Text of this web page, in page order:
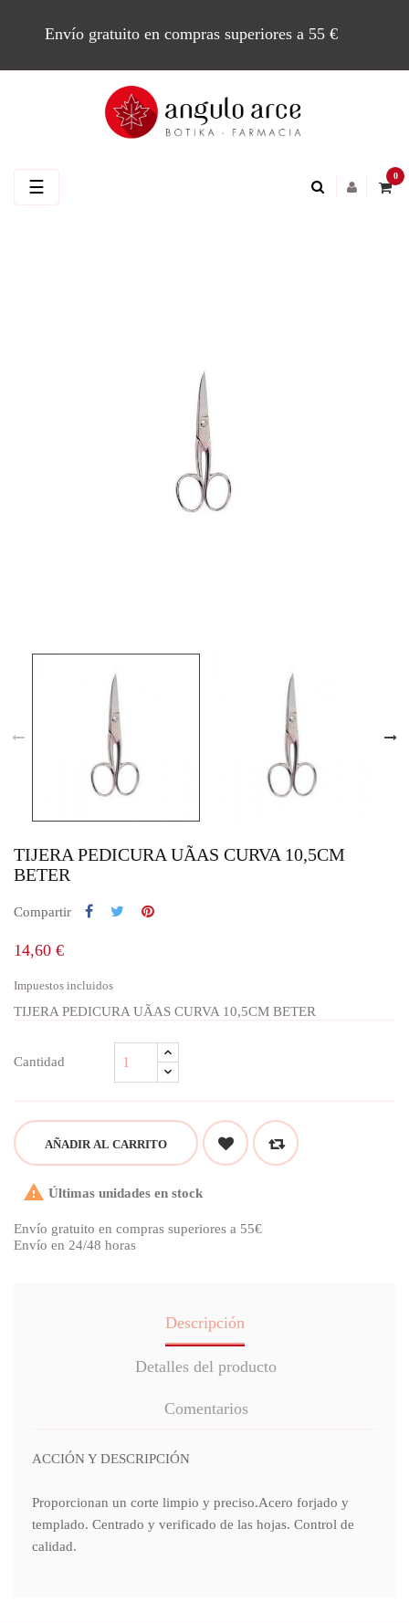
Envío gratuito en compras superiores a 55 €
0
Navegación
☰
TIJERA PEDICURA UÃAS CURVA 10,5CM
BETER
Compartir
14,60 €
Impuestos incluidos
TIJERA PEDICURA UÃAS CURVA 10,5CM BETER
Cantidad
AÑADIR AL CARRITO
 Últimas unidades en stock
Envío gratuito en compras superiores a 55€
Envío en 24/48 horas
Descripción
Detalles del producto
Comentarios
ACCIÓN Y DESCRIPCIÓN
Proporcionan un corte limpio y preciso.Acero forjado y
templado. Centrado y verificado de las hojas. Control de
calidad.